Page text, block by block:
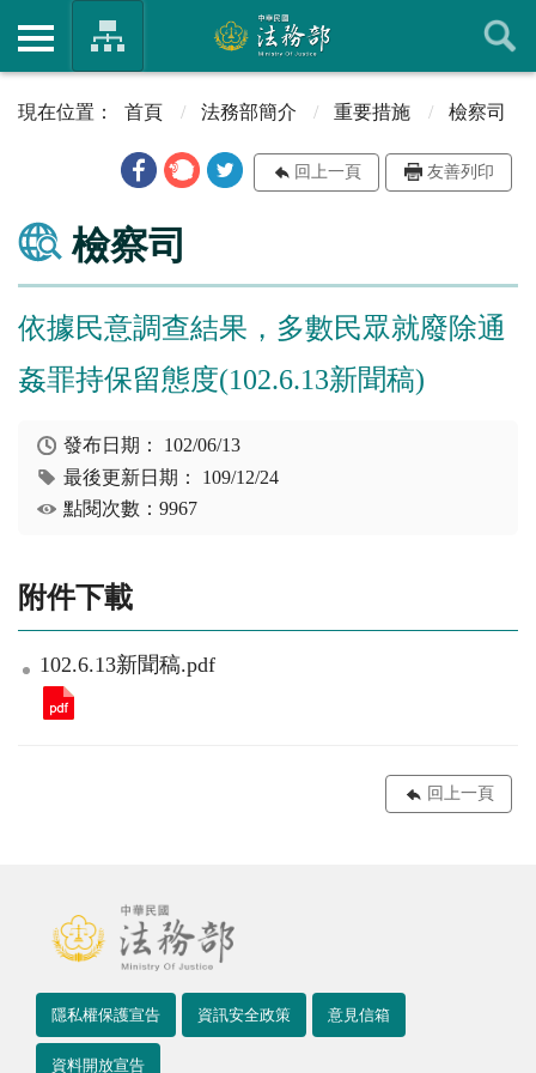
首頁 法務部簡介 重要措施 檢察司
回上一頁 友善列印
檢察司
依據民意調查結果，多數民眾就廢除通
姦罪持保留態度(102.6.13新聞稿)
發布日期： 102/06/13
最後更新日期： 109/12/24
點閱次數：9967
附件下載
102.6.13新聞稿.pdf
回上一頁
隱私權保護宣告 資訊安全政策 意見信箱
資料開放宣告